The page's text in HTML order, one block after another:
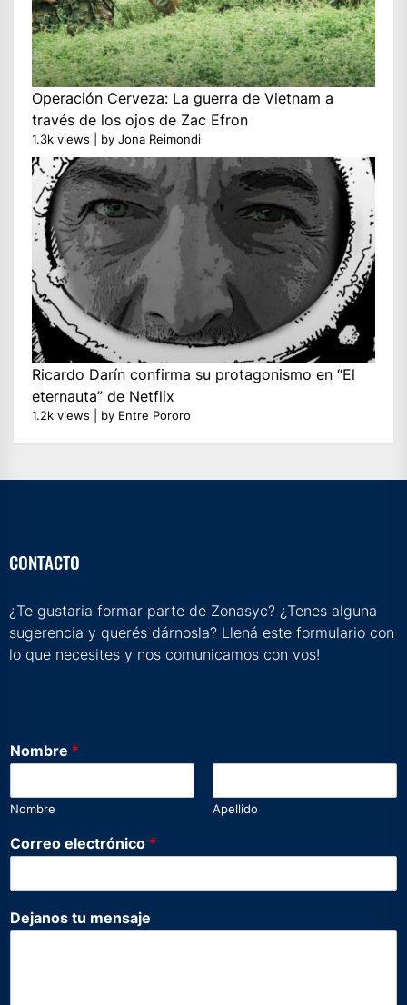
Operación Cerveza: La guerra de Vietnam a
través de los ojos de Zac Efron
1.3k views by Jona Reimondi
Ricardo Darín confirma su protagonismo en “El
eternauta” de Netflix
1.2k views by Entre Pororo
CONTACTO
¿Te gustaria formar parte de Zonasyc? ¿Tenes alguna
sugerencia y querés dárnosla? Llená este formulario con
lo que necesites y nos comunicamos con vos!
Nombre *
Nombre Apellido
t
u
D
j
Correo electrónico *
Dejanos tu mensaje